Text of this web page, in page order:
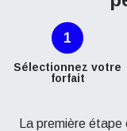
1
Sélectionnez votre
forfait
La première